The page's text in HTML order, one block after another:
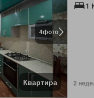
4фото
Квартира
1
2